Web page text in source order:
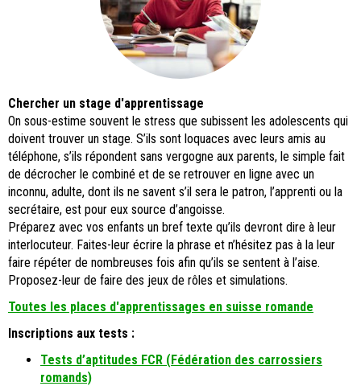
Chercher un stage d'apprentissage
On sous-estime souvent le stress que subissent les adolescents qui
doivent trouver un stage. S’ils sont loquaces avec leurs amis au
téléphone, s’ils répondent sans vergogne aux parents, le simple fait
de décrocher le combiné et de se retrouver en ligne avec un
inconnu, adulte, dont ils ne savent s’il sera le patron, l’apprenti ou la
secrétaire, est pour eux source d’angoisse.
Préparez avec vos enfants un bref texte qu’ils devront dire à leur
interlocuteur. Faites-leur écrire la phrase et n’hésitez pas à la leur
faire répéter de nombreuses fois afin qu’ils se sentent à l’aise.
Proposez-leur de faire des jeux de rôles et simulations.
Toutes les places d'apprentissages en suisse romande
Inscriptions aux tests :
Tests d’aptitudes FCR (Fédération des carrossiers
romands)